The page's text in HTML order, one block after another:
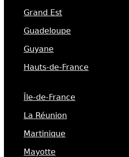
Grand Est
Guadeloupe
Guyane
Hauts-de-France
Île-de-France
La Réunion
Martinique
Mayotte